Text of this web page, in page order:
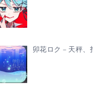
卯花ロク – 天秤